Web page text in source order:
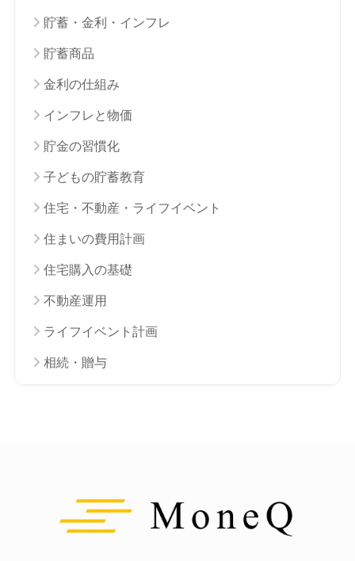
貯蓄・金利・インフレ
貯蓄商品
金利の仕組み
インフレと物価
貯金の習慣化
子どもの貯蓄教育
住宅・不動産・ライフイベント
住まいの費用計画
住宅購入の基礎
不動産運用
ライフイベント計画
相続・贈与